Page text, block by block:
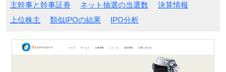
主幹事と幹事証券
ネット抽選の当選数
決算情報
上位株主
類似IPOの結果 IPO分析